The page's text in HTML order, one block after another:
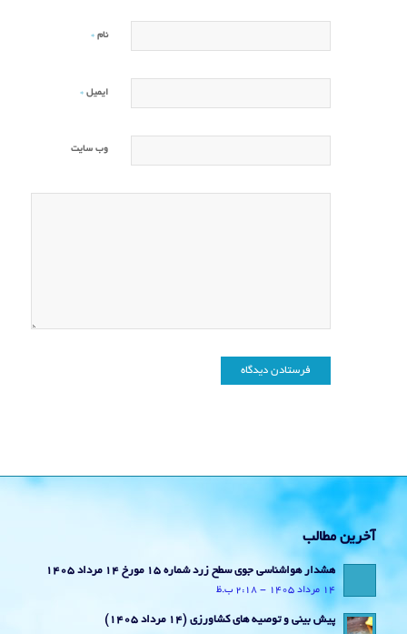
نام *
ایمیل *
وب‌ سایت
آخرین مطالب
هشدار هواشناسی جوی سطح زرد شماره 15 مورخ 14 مرداد 1405
14 مرداد 1405 - 2:18 ب.ظ
پیش بینی و توصیه های کشاورزی (14 مرداد ۱۴۰۵)